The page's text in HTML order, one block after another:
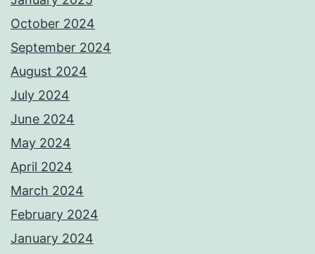
October 2024
September 2024
August 2024
July 2024
June 2024
May 2024
April 2024
March 2024
February 2024
January 2024